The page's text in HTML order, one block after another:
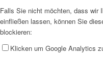
Falls Sie nicht möchten, dass wir
einfließen lassen, können Sie
blockieren:
Klicken um Google Analytics